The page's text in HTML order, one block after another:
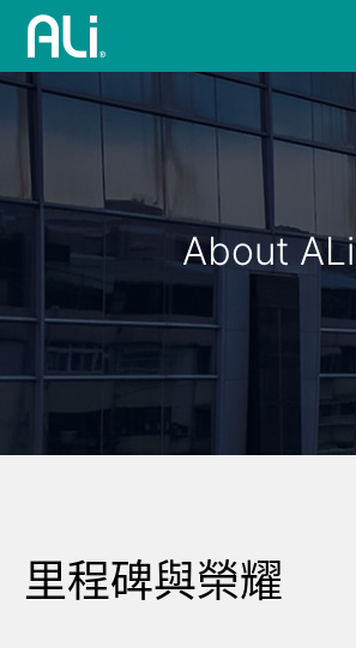
About ALi
里程碑與榮耀